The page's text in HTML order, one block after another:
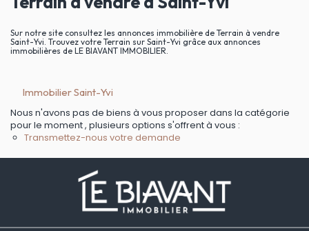
Contact
Sur notre site consultez les annonces immobilière de Terrain à vendre
Saint-Yvi. Trouvez votre Terrain sur Saint-Yvi grâce aux annonces
immobilières de LE BIAVANT IMMOBILIER.
Immobilier Saint-Yvi
Nous n'avons pas de biens à vous proposer dans la catégorie
pour le moment , plusieurs options s'offrent à vous :
Transmettez-nous votre demande